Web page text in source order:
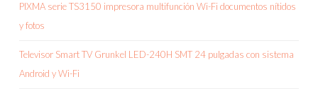
PIXMA serie TS3150 impresora multifunción Wi-Fi documentos nítidos
y fotos
Televisor Smart TV Grunkel LED-240H SMT 24 pulgadas con sistema
Android y Wi-Fi